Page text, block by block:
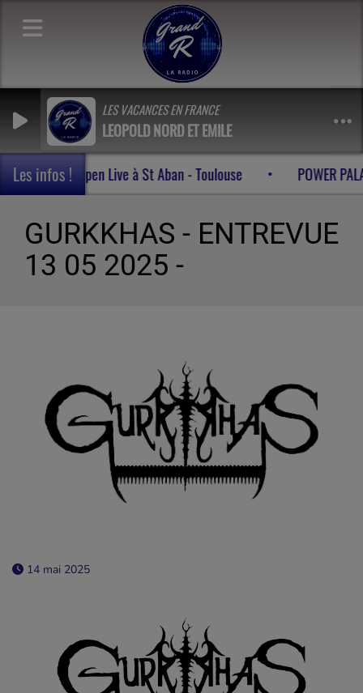
LES VACANCES EN FRANCE
LEOPOLD NORD ET EMILE
Les infos ! 30/05/2026 à l' Open Live à St Aban - Toulouse
GURKKHAS - ENTREVUE
13 05 2025 -
14 mai 2025